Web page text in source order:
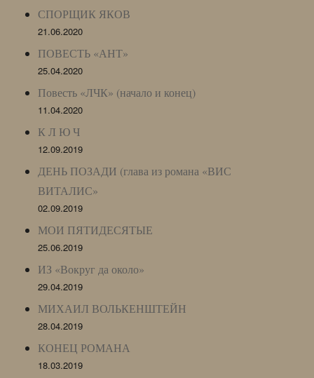
СПОРЩИК ЯКОВ
21.06.2020
ПОВЕСТЬ «АНТ»
25.04.2020
Повесть «ЛЧК» (начало и конец)
11.04.2020
К Л Ю Ч
12.09.2019
ДЕНЬ ПОЗАДИ (глава из романа «ВИС
ВИТАЛИС»
02.09.2019
МОИ ПЯТИДЕСЯТЫЕ
25.06.2019
ИЗ «Вокруг да около»
29.04.2019
МИХАИЛ ВОЛЬКЕНШТЕЙН
28.04.2019
КОНЕЦ РОМАНА
18.03.2019